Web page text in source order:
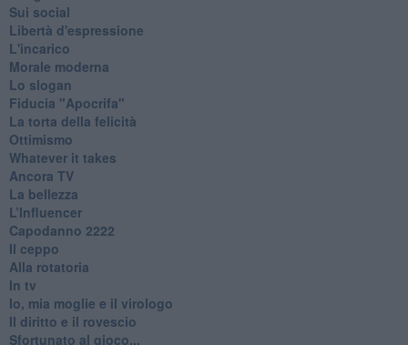
Sui social
Libertà d'espressione
L'incarico
Morale moderna
Lo slogan
Fiducia "Apocrifa"
La torta della felicità
Ottimismo
Whatever it takes
Ancora TV
La bellezza
L’Influencer
​Capodanno 2222
Il ceppo
Alla rotatoria
In tv
Io, mia moglie e il virologo
Il diritto e il rovescio
Sfortunato al gioco...